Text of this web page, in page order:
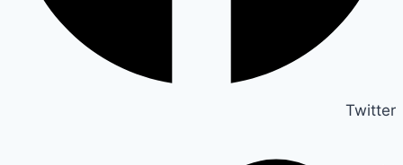
Twitter